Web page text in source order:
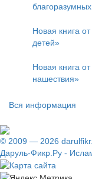
Новая книга
детей»
Новая книга
нашествия»
Вся информация
© 2009 — 2026
Даруль-Фикр.Ру -